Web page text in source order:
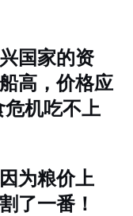
国家的资
高，价格应
机吃不上
为粮价上
了一番！